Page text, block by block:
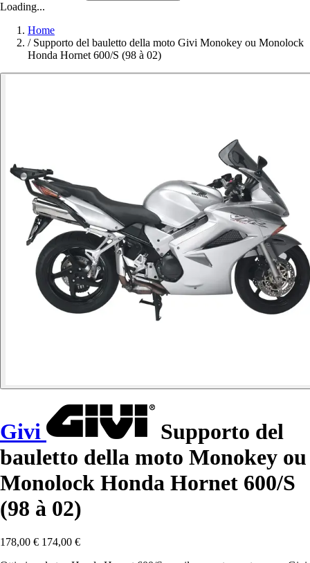
Loading...
Home
/ Supporto del bauletto della moto Givi Monokey ou Monolock
Honda Hornet 600/S (98 à 02)
Givi
Supporto del
bauletto della moto Monokey ou
Monolock Honda Hornet 600/S
(98 à 02)
178,00 € 174,00 €